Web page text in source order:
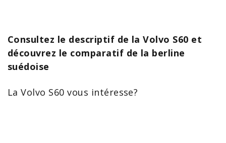
Consultez le descriptif de la Volvo S60 et
découvrez le comparatif de la berline
suédoise
LaVolvo S60 vous intéresse?